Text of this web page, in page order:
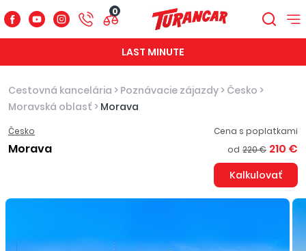
0
LAST MINUTE
Cestovná kancelária > Poznávacie zájazdy > Česko >
Moravská oblasť > Morava
Česko
Morava
Cena s poplatkami
od 220 € 210 €
Kalkulovať